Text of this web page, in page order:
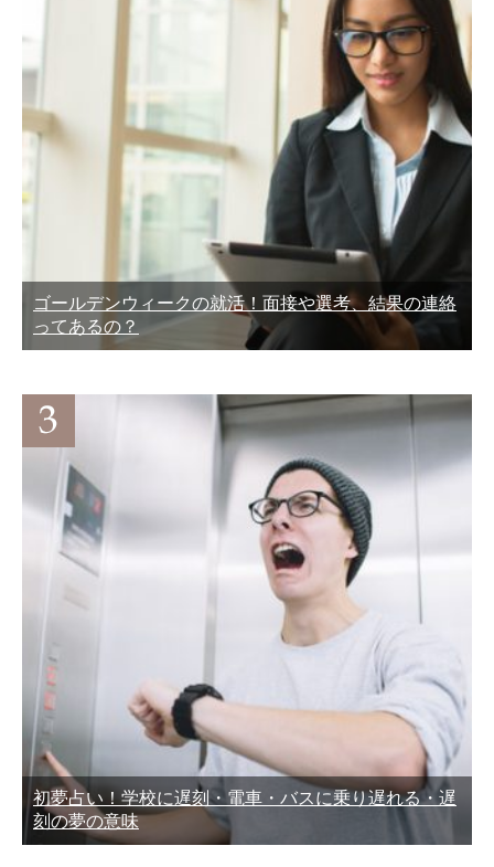
ゴールデンウィークの就活！面接や選考、結果の連絡
ってあるの？
初夢占い！学校に遅刻・電車・バスに乗り遅れる・遅
刻の夢の意味